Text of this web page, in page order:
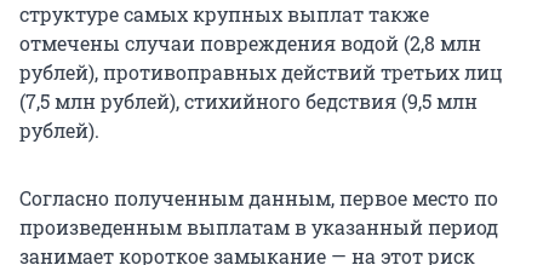
структуре самых крупных выплат также
отмечены случаи повреждения водой (2,8 млн
рублей), противоправных действий третьих лиц
(7,5 млн рублей), стихийного бедствия (9,5 млн
рублей).
Согласно полученным данным, первое место по
произведенным выплатам в указанный период
занимает короткое замыкание — на этот риск